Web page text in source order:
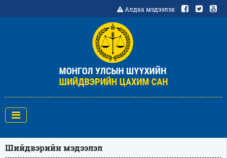
Алдаа мэдээлэх
Шийдвэрийн мэдээлэл